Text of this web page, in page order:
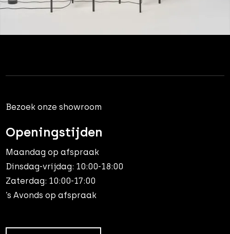
Bezoek onze showroom
Openingstijden
Maandag op afspraak
Dinsdag-vrijdag: 10:00-18:00
Zaterdag: 10:00-17:00
’s Avonds op afspraak